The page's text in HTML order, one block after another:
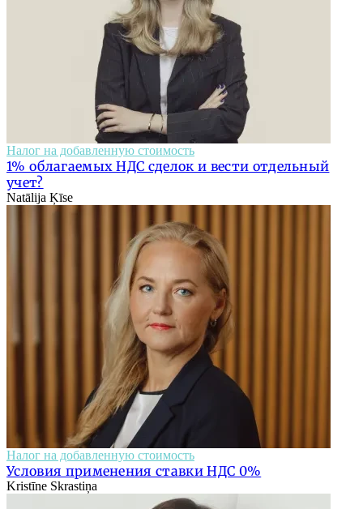
Налог на добавленную стоимость
1% облагаемых НДС сделок и вести отдельный
учет?
Natālija Ķīse
Налог на добавленную стоимость
Условия применения ставки НДС 0%
Kristīne Skrastiņa